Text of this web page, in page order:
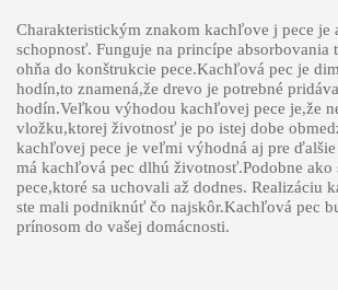
Charakteristickým znakom kachľove j pece je
schopnosť. Funguje na princípe absorbovania
ohňa do konštrukcie pece.Kachľová pec je
hodín,to znamená,že drevo je potrebné
hodín.Veľkou výhodou kachľovej pece je,že
vložku,ktorej životnosť je po istej dobe
kachľovej pece je veľmi výhodná aj pre
má kachľová pec dlhú životnosť.Podobne ako
pece,ktoré sa uchovali až dodnes. Realizáciu
ste mali podniknúť čo najskôr.Kachľová pec
prínosom do vašej domácnosti.